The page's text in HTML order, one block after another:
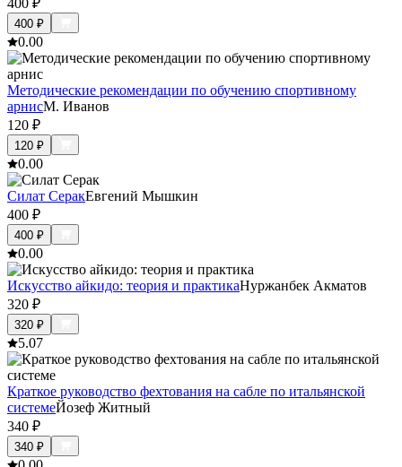
400 ₽
400 ₽
0.00
Методические рекомендации по обучению спортивному
арнисМ. Иванов
120 ₽
120 ₽
0.00
Силат СеракЕвгений Мышкин
400 ₽
400 ₽
0.00
Искусство айкидо: теория и практикаНуржанбек Акматов
320 ₽
320 ₽
5.07
Краткое руководство фехтования на сабле по итальянской
системеЙозеф Житный
340 ₽
340 ₽